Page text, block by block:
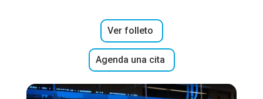
Ver folleto
Agenda una cita